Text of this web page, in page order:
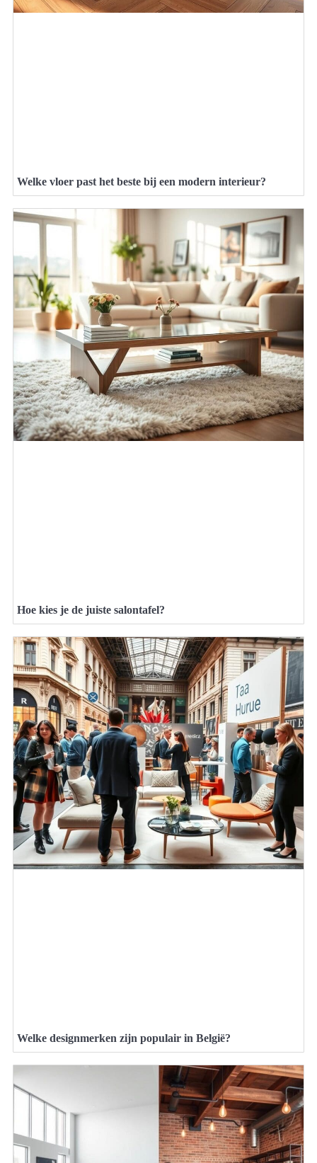
Welke vloer past het beste bij een modern interieur?
Hoe kies je de juiste salontafel?
Welke designmerken zijn populair in België?